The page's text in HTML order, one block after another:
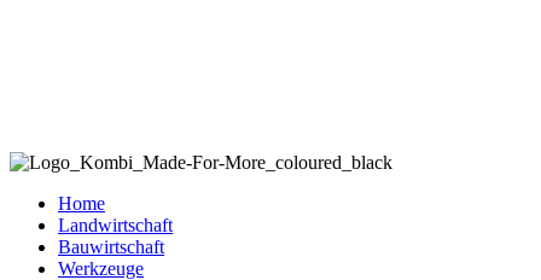
Home
Landwirtschaft
Bauwirtschaft
Werkzeuge